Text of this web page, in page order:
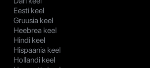
Eesti keel
Gruusia keel
Heebrea keel
Hindi keel
Hispaania keel
Hollandi keel